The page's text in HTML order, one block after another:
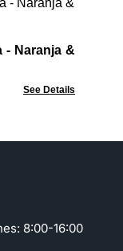
- Naranja &
See Details
8:00-16:00